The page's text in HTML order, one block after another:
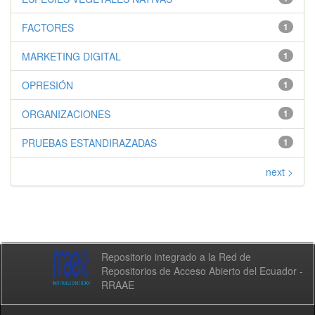
1
FACTORES
1
MARKETING DIGITAL
1
OPRESIÓN
1
ORGANIZACIONES
1
PRUEBAS ESTANDIRAZADAS
next >
Repositorio integrado a la Red de
Repositorios de Acceso Abierto del Ecuador -
RRAAE